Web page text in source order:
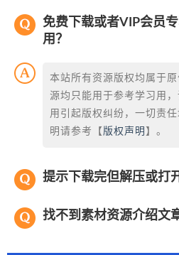
免费下载或者VIP会员
用？
本站所有资源版权均属于
源均只能用于参考学习用
用引起版权纠纷，一切责
明请参考【 版权声明 】。
提示下载完但解压或打
找不到素材资源介绍文